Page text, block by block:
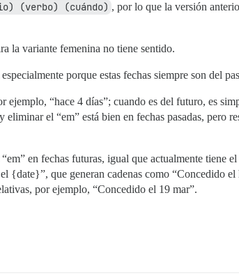
(verbo) (cuándo) , por lo que la versión
la variante femenina no tiene sentido.
porque estas fechas siempre son del
ejemplo, “hace 4 días”; cuando es del futuro, es
el “em” está bien en fechas pasadas, pero
en fechas futuras, igual que actualmente tiene
{date}”, que generan cadenas como “Concedido el
por ejemplo, “Concedido el 19 mar”.